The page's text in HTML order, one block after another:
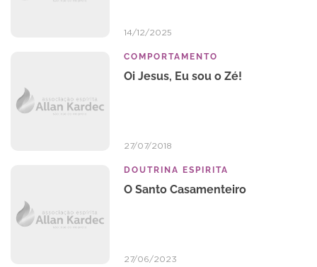
14/12/2025
COMPORTAMENTO
Oi Jesus, Eu sou o Zé!
27/07/2018
DOUTRINA ESPIRITA
O Santo Casamenteiro
27/06/2023